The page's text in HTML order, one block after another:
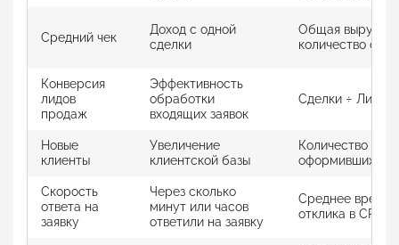
Средний чек
Доход с одной
сделки
Общая выручка
количество
Конверсия
лидов
продаж
Эффективность
обработки
входящих заявок
Сделки ÷ Лиды ×
Новые
клиенты
Увеличение
клиентской базы
Количество
оформивших
Скорость
ответа на
заявку
Через сколько
минут или часов
ответили на заявку
Среднее время
отклика в CRM